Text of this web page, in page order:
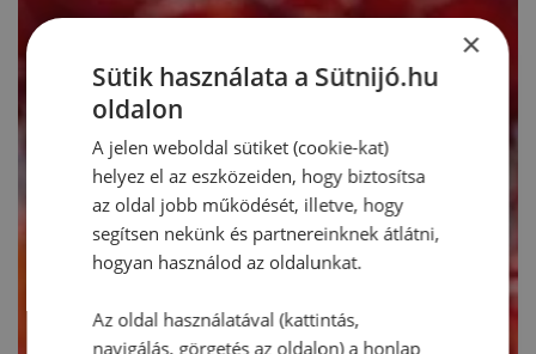
×
Sütik használata a Sütnijó.hu
oldalon
A jelen weboldal sütiket (cookie-kat)
helyez el az eszközeiden, hogy biztosítsa
az oldal jobb működését, illetve, hogy
segítsen nekünk és partnereinknek átlátni,
hogyan használod az oldalunkat.
Az oldal használatával (kattintás,
navigálás, görgetés az oldalon) a honlap